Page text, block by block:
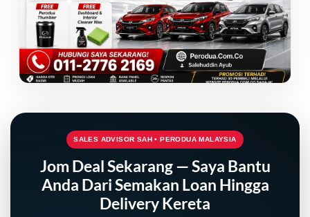
SALES ADVISOR SAH • PERODUA MALAYSIA
Jom Deal Sekarang — Saya Bantu
Anda Dari Semakan Loan Hingga
Delivery Kereta